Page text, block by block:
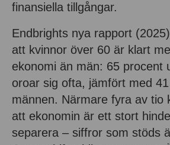
finansiella tillgångar.
Endbrights nya rapport
att kvinnor över 60 är klart
ekonomi än män: 65 procent
oroar sig ofta, jämfört med
männen. Närmare fyra av tio
att ekonomin är ett stort
separera – siffror som stöds